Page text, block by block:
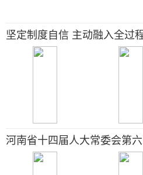
坚定制度自信 主动融入全过
河南省十四届人大常委会第